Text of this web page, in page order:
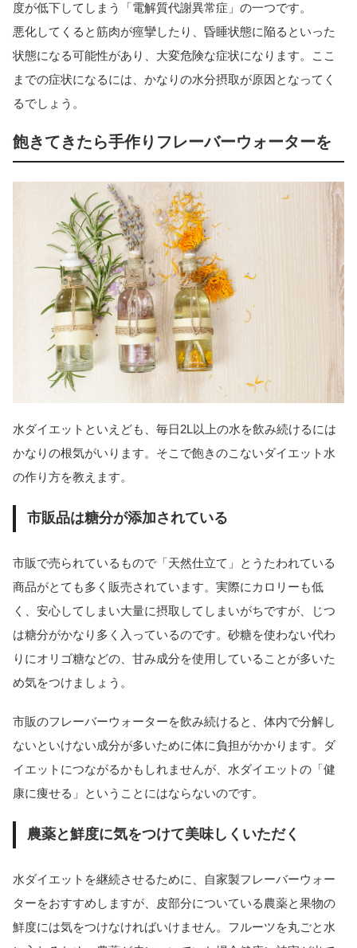
度が低下してしまう「電解質代謝異常症」の一つです。
悪化してくると筋肉が痙攣したり、昏睡状態に陥るといった
状態になる可能性があり、大変危険な症状になります。ここ
までの症状になるには、かなりの水分摂取が原因となってく
るでしょう。
飽きてきたら手作りフレーバーウォーターを
水ダイエットといえども、毎日2L以上の水を飲み続けるには
かなりの根気がいります。そこで飽きのこないダイエット水
の作り方を教えます。
市販品は糖分が添加されている
市販で売られているもので「天然仕立て」とうたわれている
商品がとても多く販売されています。実際にカロリーも低
く、安心してしまい大量に摂取してしまいがちですが、じつ
は糖分がかなり多く入っているのです。砂糖を使わない代わ
りにオリゴ糖などの、甘み成分を使用していることが多いた
め気をつけましょう。
市販のフレーバーウォーターを飲み続けると、体内で分解し
ないといけない成分が多いために体に負担がかかります。ダ
イエットにつながるかもしれませんが、水ダイエットの「健
康に痩せる」ということにはならないのです。
農薬と鮮度に気をつけて美味しくいただく
水ダイエットを継続させるために、自家製フレーバーウォー
ターをおすすめしますが、皮部分についている農薬と果物の
鮮度には気をつけなければいけません。フルーツを丸ごと水
当サイトとは カテゴリ シェア PAGE TOP